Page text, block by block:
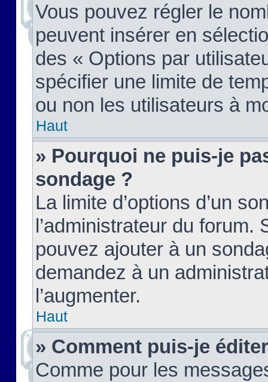
Vous pouvez régler le
peuvent insérer en
des « Options par
spécifier une limite de
ou non les utilisateurs à
Haut
» Pourquoi ne puis-je
sondage ?
La limite d’options d’un
l’administrateur du forum.
pouvez ajouter à un
demandez à un
l’augmenter.
Haut
» Comment puis-je
Comme pour les